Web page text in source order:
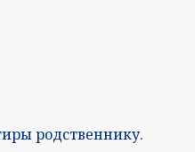
родственнику.